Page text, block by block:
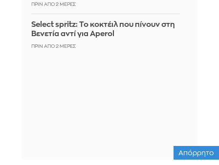
ΠΡΙΝ ΑΠΌ 2 ΜΈΡΕΣ
Select spritz: Το κοκτέιλ που πίνουν στη
Βενετία αντί για Aperol
ΠΡΙΝ ΑΠΌ 2 ΜΈΡΕΣ
Απόρρητο